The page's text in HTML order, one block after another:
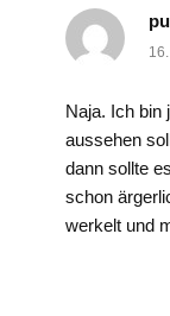
Naja. Ich bin
aussehen
dann sollte
schon
werkelt und